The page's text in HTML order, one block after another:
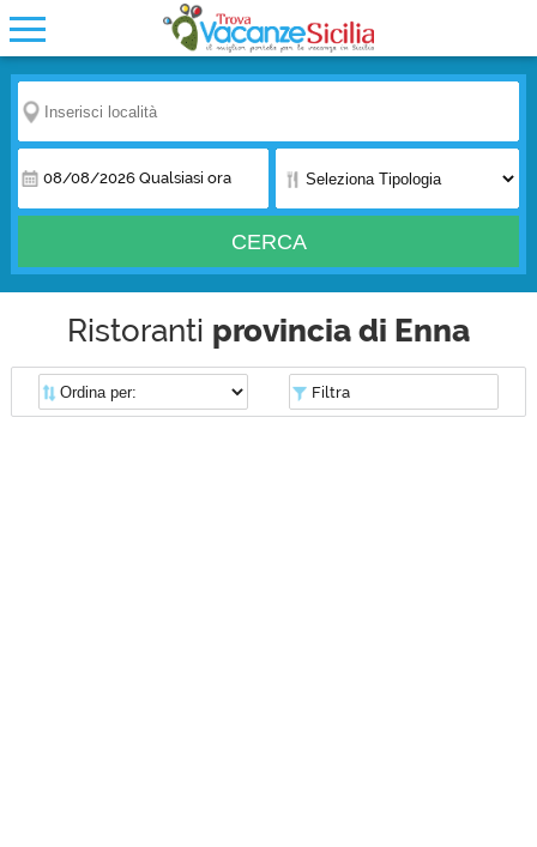
08/08/2026 Qualsiasi ora
CERCA
Ristoranti provincia di Enna
Filtra